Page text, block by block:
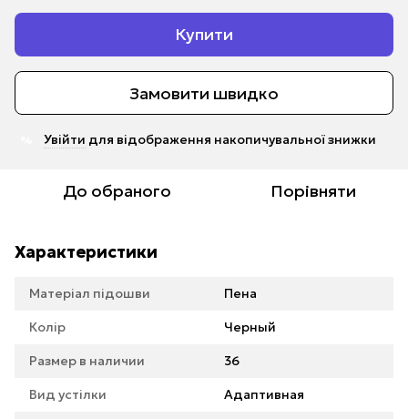
Купити
Замовити швидко
Увійти для відображення накопичувальної знижки
До обраного Порівняти
Характеристики
Матеріал підошви Пена
Колір Черный
Размер в наличии 36
Вид устілки Адаптивная